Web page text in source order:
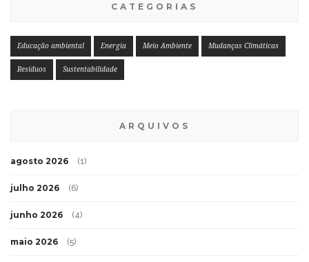
CATEGORIAS
Educação ambiental Energia Meio Ambiente Mudanças Climáticas
Resíduos Sustentabilidade
ARQUIVOS
agosto 2026 (1)
julho 2026 (6)
junho 2026 (4)
maio 2026 (5)